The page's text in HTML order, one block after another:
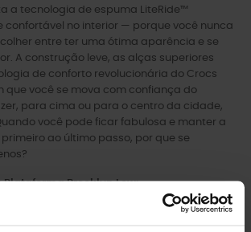
a tecnologia de espuma LiteRide™
confortável no interior — porque você nunca
entre ter uma ótima aparência e se
A construção leve, as alças superiores
de conforto revolucionária do Crocs
que você se mova com confiança do
para cima ou para o centro da cidade,
você pode ficar fabulosa e manter a
primeiro ao último passo, por que se
Plataforma Brooklyn Low:
com duas tiras e tiras no calcanhar para